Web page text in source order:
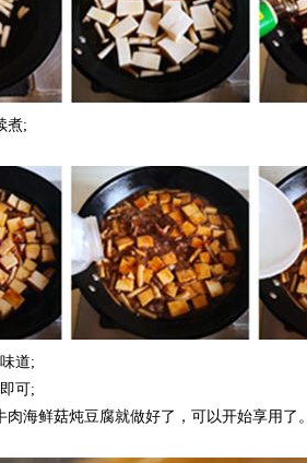
煮;
道;
可;
海鲜菇炖豆腐就做好了，可以开始享用了。